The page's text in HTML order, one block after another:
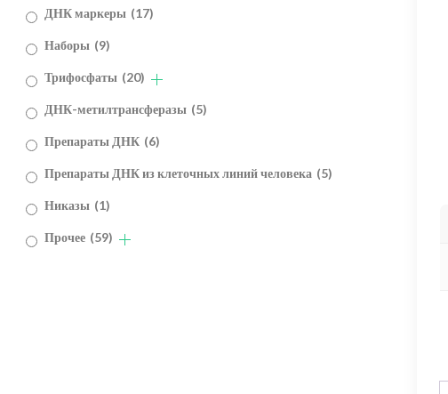
ДНК маркеры (17)
Наборы (9)
Трифосфаты (20)
ДНК-метилтрансферазы (5)
Препараты ДНК (6)
Препараты ДНК из клеточных линий человека (5)
Никазы (1)
Прочее (59)